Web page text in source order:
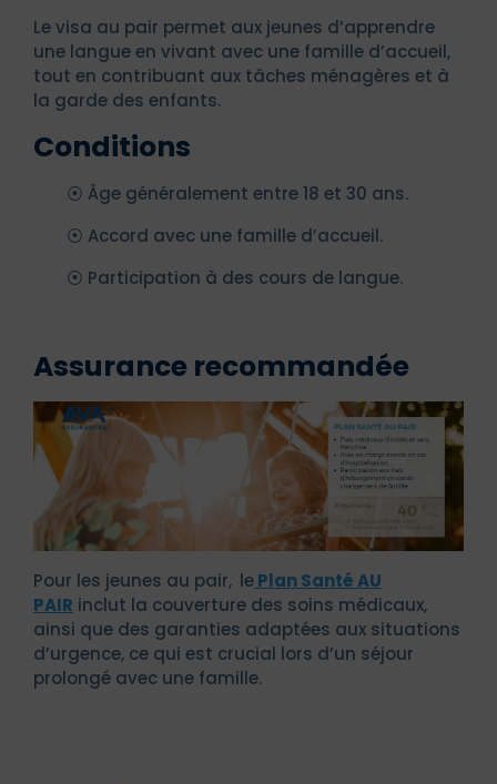
Le visa au pair permet aux jeunes d’apprendre
une langue en vivant avec une famille d’accueil,
tout en contribuant aux tâches ménagères et à
la garde des enfants.
Conditions
⦿ Âge généralement entre 18 et 30 ans.
⦿ Accord avec une famille d’accueil.
⦿ Participation à des cours de langue.
Assurance recommandée
Pour les jeunes au pair, lePlan Santé AU
PAIR inclut la couverture des soins médicaux,
ainsi que des garanties adaptées aux situations
d’urgence, ce qui est crucial lors d’un séjour
prolongé avec une famille.